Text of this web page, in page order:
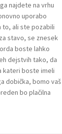
najdete na vrhu
uporabo
to, ali ste pozabili
stavo, se znesek
boste lahko
dejstvih tako, da
kateri boste imeli
dobička, bomo vaš
bo plačilna